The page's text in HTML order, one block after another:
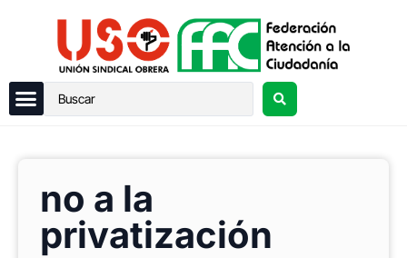
no a la
privatización